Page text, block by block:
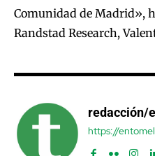
Comunidad de Madrid»,
Randstad Research,
redacción/
https://